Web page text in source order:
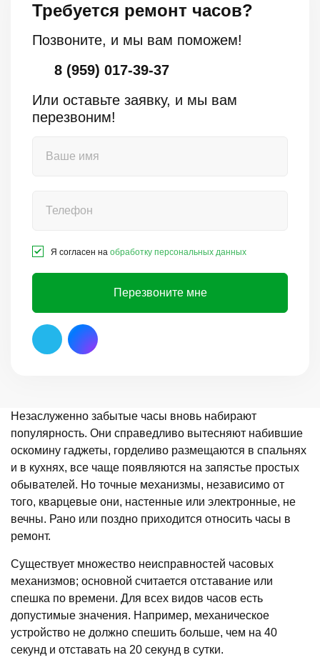
Требуется ремонт часов?
Позвоните, и мы вам поможем!
8 (959) 017-39-37
Или оставьте заявку, и мы вам
перезвоним!
Я согласен на обработку персональных данных
Перезвоните мне
Незаслуженно забытые часы вновь набирают
популярность. Они справедливо вытесняют набившие
оскомину гаджеты, горделиво размещаются в спальнях
и в кухнях, все чаще появляются на запястье простых
обывателей. Но точные механизмы, независимо от
того, кварцевые они, настенные или электронные, не
вечны. Рано или поздно приходится относить часы в
ремонт.
Существует множество неисправностей часовых
механизмов; основной считается отставание или
спешка по времени. Для всех видов часов есть
допустимые значения. Например, механическое
устройство не должно спешить больше, чем на 40
секунд и отставать на 20 секунд в сутки.